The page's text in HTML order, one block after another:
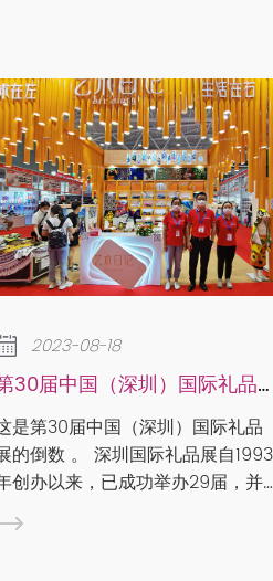
第30届中国（深圳）国际礼品展
圳）国际礼品
举办29届，并
球展览业协
国旗舰礼品家
下雨天如何
作为专业毛巾
说毛巾的使用
进入梅雨季节